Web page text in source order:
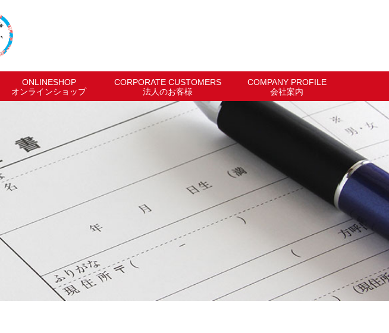
ONLINESHOP
オンラインショップ
CORPORATE CUSTOMERS
法人のお客様
COMPANY PROFILE
会社案内